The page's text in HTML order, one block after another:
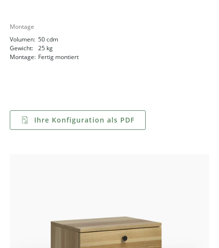
Montage
Volumen: 50 cdm
Gewicht: 25 kg
Montage: Fertig montiert
Ihre Konfiguration als PDF